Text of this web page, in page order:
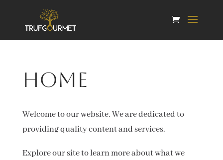
Home
Welcome to our website. We are dedicated to
providing quality content and services.
Explore our site to learn more about what we